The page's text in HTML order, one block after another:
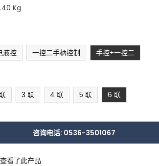
Kg
液控 一控二手柄控制 手控+一控二
3 联 4 联 5 联 6 联
咨询电话: 0536-3501067
看了此产品